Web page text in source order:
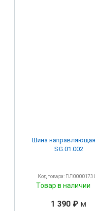
Шина
SG.01.002
Код товара:
Товар в наличии
1 390 ₽ м